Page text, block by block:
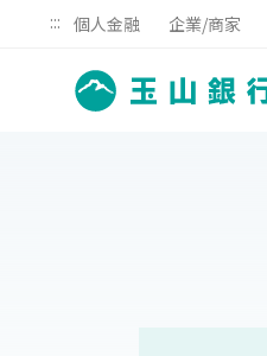
::: 個人金融 企業/商家